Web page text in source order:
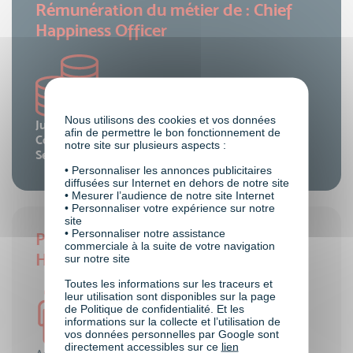
Rémunération du métier de : Chief
Happiness Officer
Junior :29 à 39 k€/an
Confirmé :40 à 65 k€/an
Senior :
66 à 97 k€/an
Pré-requis du métier de : Chief
Happiness Officer
Nous utilisons des cookies et vos données
afin de permettre le bon fonctionnement de
notre site sur plusieurs aspects :
• Personnaliser les annonces publicitaires
diffusées sur Internet en dehors de notre site
• Mesurer l’audience de notre site Internet
• Personnaliser votre expérience sur notre
site
• Personnaliser notre assistance
commerciale à la suite de votre navigation
sur notre site
Toutes les informations sur les traceurs et
leur utilisation sont disponibles sur la page
de Politique de confidentialité. Et les
informations sur la collecte et l’utilisation de
vos données personnelles par Google sont
directement accessibles sur ce lien